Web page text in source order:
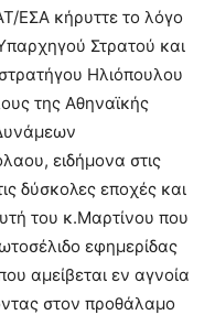
ΕΣΑ κήρυττε το λόγο
Στρατού και
Ηλιόπουλου
της Αθηναϊκής
ειδήμονα στις
δύσκολες εποχές και
του κ.Μαρτίνου που
εφημερίδας
αμείβεται εν αγνοία
στον προθάλαμο